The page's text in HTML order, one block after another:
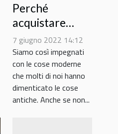
Perché
acquistare
vecchi oggetti
di valore?
7 giugno 2022 14:12
Siamo così impegnati
con le cose moderne
che molti di noi hanno
dimenticato le cose
antiche. Anche se non...